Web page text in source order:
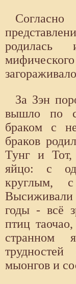
родилась
За Зэн
вышло по
браком с
браков
Тунг и Тот,
яйцо: с
круглым,
годы - всё
птиц
странном
мыонгов и